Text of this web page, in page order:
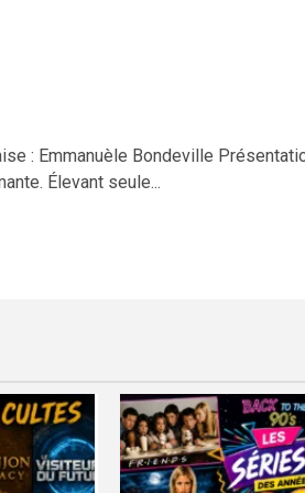
: Emmanuèle Bondeville
Élevant seule...